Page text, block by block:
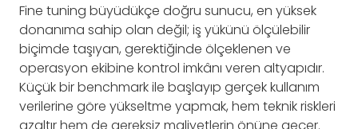
Fine tuning büyüdükçe doğru sunucu, en yüksek
donanıma sahip olan değil; iş yükünü ölçülebilir
biçimde taşıyan, gerektiğinde ölçeklenen ve
operasyon ekibine kontrol imkânı veren altyapıdır.
Küçük bir benchmark ile başlayıp gerçek kullanım
verilerine göre yükseltme yapmak, hem teknik riskleri
azaltır hem de gereksiz maliyetlerin önüne geçer.